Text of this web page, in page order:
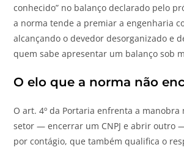
conhecido” no balanço declarado pelo
a norma tende a premiar a engenharia
alcançando o devedor desorganizado e
quem sabe apresentar um balanço sob
O elo que a norma não
O art. 4º da Portaria enfrenta a manobra
setor — encerrar um CNPJ e abrir outro
por contágio, que também qualifica o